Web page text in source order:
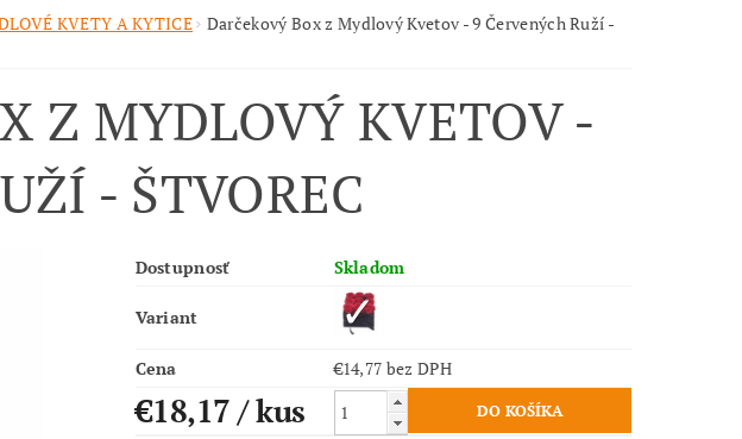
🏫 ŠKOLSKÉ ZARIADENIA
HOTELOVÝ TEXTIL
KVETY A KYTICE
Darčekový Box z Mydlový Kvetov - 9 Červených Ruží -
Z MYDLOVÝ KVETOV -
- ŠTVOREC
Dostupnosť Skladom
Variant
Cena €14,77 bez DPH
€18,17/ kus